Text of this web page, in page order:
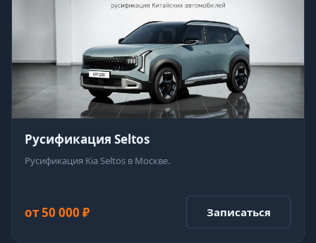
Русификация Seltos
Русификация Kia Seltos в Москве.
от 50 000 ₽ Записаться